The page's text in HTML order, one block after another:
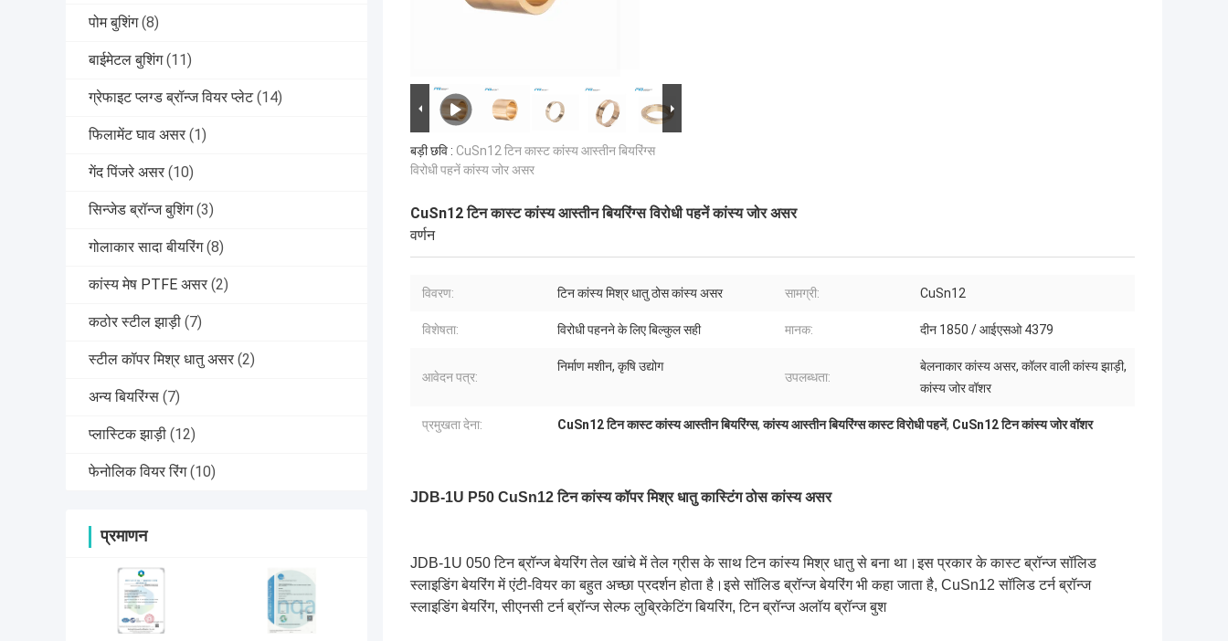
पोम बुशिंग (8)
बाईमेटल बुशिंग (11)
ग्रेफाइट प्लग्ड ब्रॉन्ज वियर प्लेट (14)
फिलामेंट घाव असर (1)
गेंद पिंजरे असर (10)
सिन्जेड ब्रॉन्ज बुशिंग (3)
गोलाकार सादा बीयरिंग (8)
कांस्य मेष PTFE असर (2)
कठोर स्टील झाड़ी (7)
स्टील कॉपर मिश्र धातु असर (2)
अन्य बियरिंग्स (7)
प्लास्टिक झाड़ी (12)
फेनोलिक वियर रिंग (10)
प्रमाणन
बड़ी छवि : CuSn12 टिन कास्ट कांस्य आस्तीन बियरिंग्स
विरोधी पहनें कांस्य जोर असर
CuSn12 टिन कास्ट कांस्य आस्तीन बियरिंग्स विरोधी पहनें कांस्य जोर असर
वर्णन
विवरण: टिन कांस्य मिश्र धातु ठोस कांस्य असर सामग्री: CuSn12
विशेषता: विरोधी पहनने के लिए बिल्कुल सही मानक: दीन 1850 / आईएसओ 4379
आवेदन पत्र:
निर्माण मशीन, कृषि उद्योग
उपलब्धता:
बेलनाकार कांस्य असर, कॉलर वाली कांस्य झाड़ी,
कांस्य जोर वॉशर
प्रमुखता देना: CuSn12 टिन कास्ट कांस्य आस्तीन बियरिंग्स,कांस्य आस्तीन बियरिंग्स कास्ट विरोधी पहनें, CuSn12 टिन कांस्य जोर वॉशर
JDB-1U P50 CuSn12 टिन कांस्य कॉपर मिश्र धातु कास्टिंग ठोस कांस्य असर
JDB-1U 050 टिन ब्रॉन्ज बेयरिंग तेल खांचे में तेल ग्रीस के साथ टिन कांस्य मिश्र धातु से बना था।इस प्रकार के कास्ट ब्रॉन्ज सॉलिड
स्लाइडिंग बेयरिंग में एंटी-वियर का बहुत अच्छा प्रदर्शन होता है।इसे सॉलिड ब्रॉन्ज बेयरिंग भी कहा जाता है, CuSn12 सॉलिड टर्न ब्रॉन्ज
स्लाइडिंग बेयरिंग, सीएनसी टर्न ब्रॉन्ज सेल्फ लुब्रिकेटिंग बियरिंग, टिन ब्रॉन्ज अलॉय ब्रॉन्ज बुश